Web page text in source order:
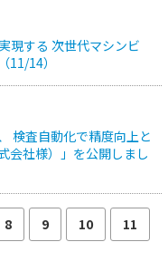
現する 次世代マシンビ
11/14）
検査自動化で精度向上と
会社様）」を公開しまし
8 9 10 11